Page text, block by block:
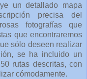
un detallado mapa
precisa del
fotografías que
que encontraremos
sólo deseen realizar
se ha incluido un
rutas descritas, con
cómodamente.